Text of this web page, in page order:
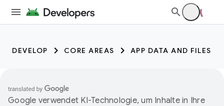
DEVELOP CORE AREAS APP DATA AND FILES
Google verwendet KI-Technologie, um Inhalte in Ihre